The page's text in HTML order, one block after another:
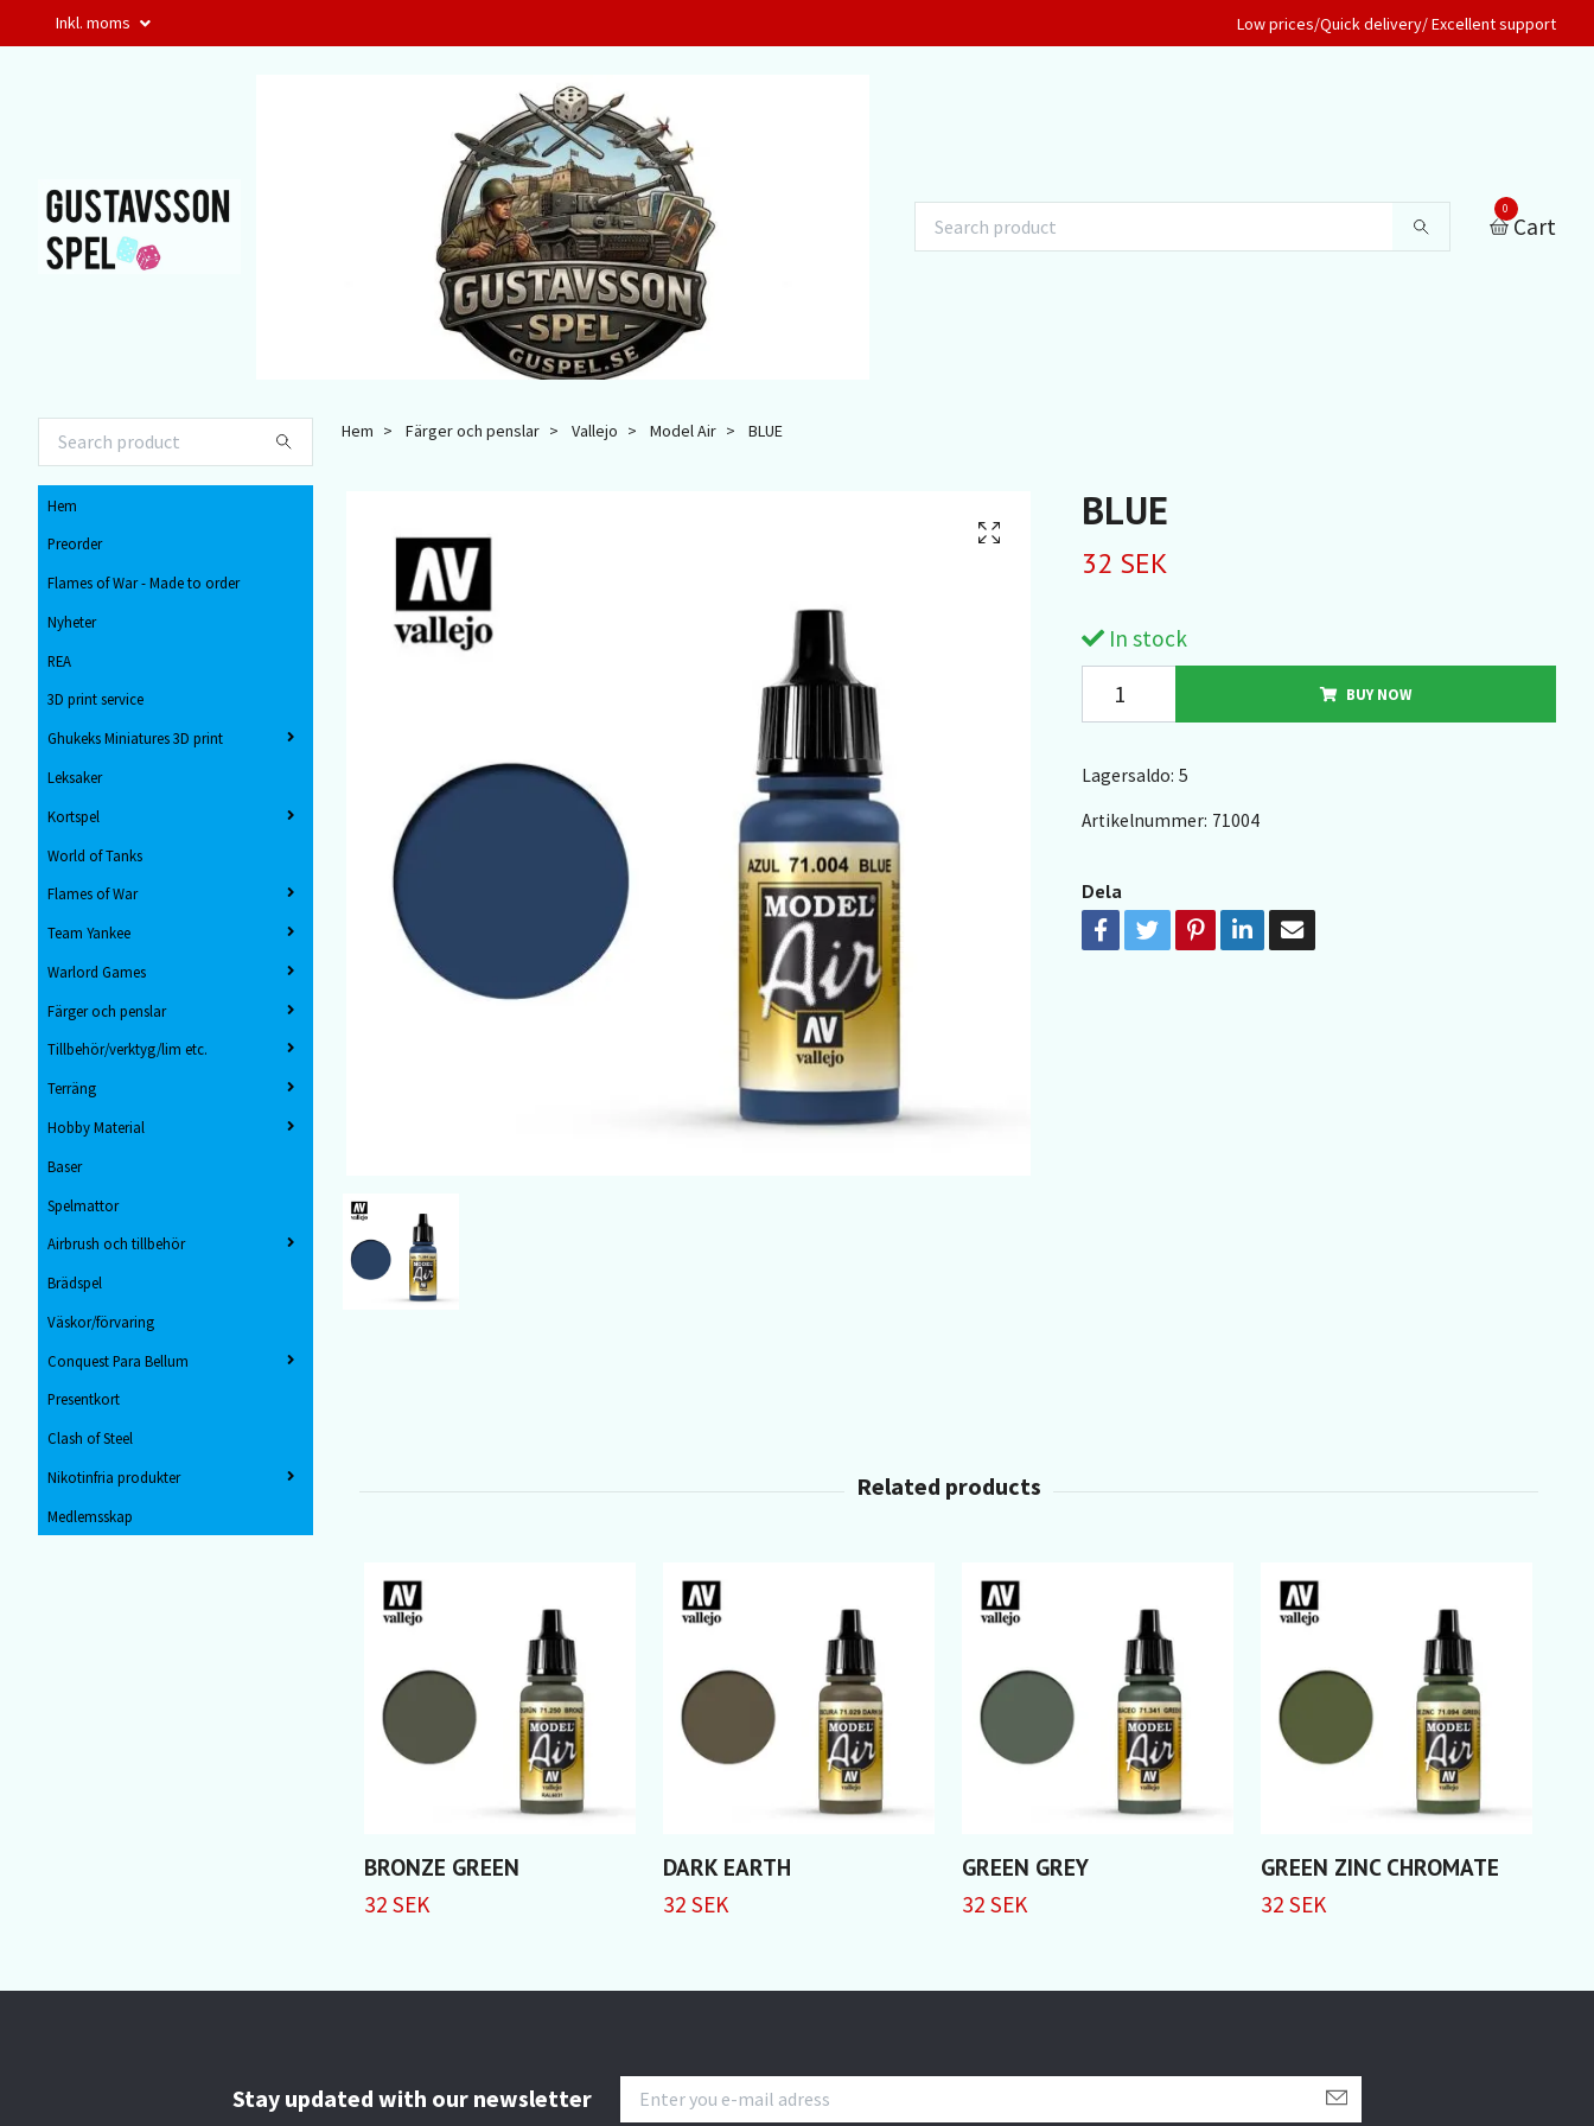
Inkl. moms Low prices/Quick delivery/ Excellent support
0
Cart
Hem
Preorder
Flames of War - Made to order
Nyheter
REA
3D print service
Ghukeks Miniatures 3D print
Leksaker
Kortspel
World of Tanks
Flames of War
Team Yankee
Warlord Games
Färger och penslar
Tillbehör/verktyg/lim etc.
Terräng
Hobby Material
Baser
Spelmattor
Airbrush och tillbehör
Brädspel
Väskor/förvaring
Conquest Para Bellum
Presentkort
Clash of Steel
Nikotinfria produkter
Medlemsskap
Hem Färger och penslar Vallejo Model Air BLUE
BLUE
32 SEK
In stock
BUY NOW
Lagersaldo: 5
Artikelnummer: 71004
Dela
BRONZE GREEN
32 SEK
DARK EARTH
32 SEK
GREEN GREY
32 SEK
GREEN ZINC CHROMATE
32 SEK
Stay updated with our newsletter